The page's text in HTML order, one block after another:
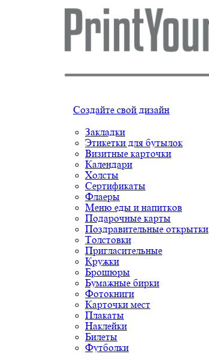
Создайте свой дизайн
Закладки
Этикетки для бутылок
Визитные карточки
Календари
Холсты
Сертификаты
Флаеры
Меню еды и напитков
Подарочные карты
Поздравительные открытки
Толстовки
Пригласительные
Кружки
Брошюры
Бумажные бирки
Фотокниги
Карточки мест
Плакаты
Наклейки
Билеты
Футболки